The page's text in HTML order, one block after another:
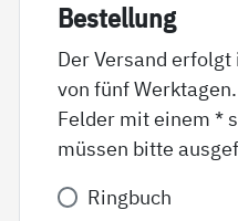
Be­stel­lung
Der Versand
von fünf Werktagen.
Felder mit einem *
müssen bitte
Variante*
Ringbuch